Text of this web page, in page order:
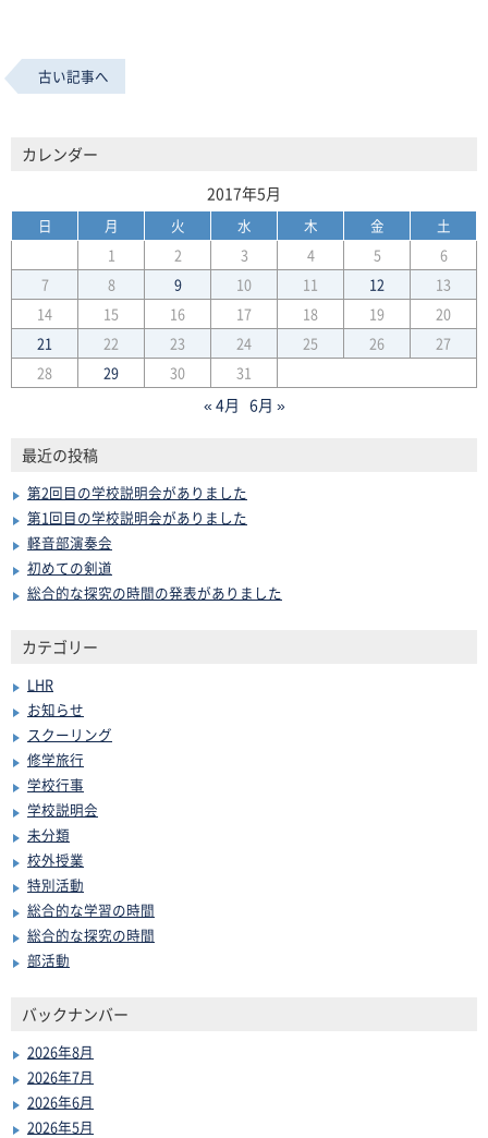
古い記事へ
カレンダー
2017年5月
日 月 火 水 木 金
土
1
2 3 4 5
6
7
8 9 10 11 12
13
14
15 16 17 18 19
20
21
22 23 24 25 26
27
28
29 30 31
« 4月 6月 »
最近の投稿
第2回目の学校説明会がありました
第1回目の学校説明会がありました
軽音部演奏会
初めての剣道
総合的な探究の時間の発表がありました
カテゴリー
LHR
お知らせ
スクーリング
修学旅行
学校行事
学校説明会
未分類
校外授業
特別活動
総合的な学習の時間
総合的な探究の時間
部活動
バックナンバー
2026年8月
2026年7月
2026年6月
2026年5月